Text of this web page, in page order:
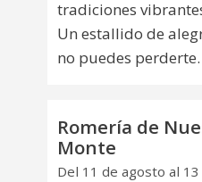
tradiciones
Un estallido de
no puedes perderte.
Romería de
Monte
Del 11 de agosto al